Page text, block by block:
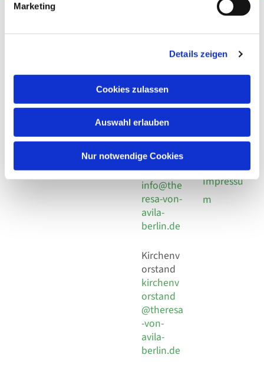
Marketing
Details zeigen
Cookies zulassen
Auswahl erlauben
Nur notwendige Cookies
Adresse
Kirchengemeinde Pfarrei
Hl. Theresa von Avila Berlin
Nordost
Leitender Pfarrer - Norbert
Pomplun
13086 Berlin
Kont
Telefon
+49 30
924 64 28
30 924 54
18
E-Mail
info@the
resa-von-
avila-
berlin.de
Kirchenv
orstand
kirchenv
orstand
@theresa
-von-
avila-
berlin.de
Links
Datensch
Datensch
Social
Impressu
m